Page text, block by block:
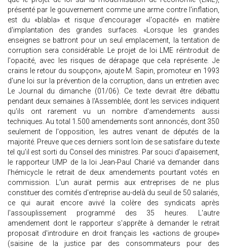
présenté par le gouvernement comme une arme contre l'inflation,
est du «blabla» et risque d'encourager «l'opacité» en matière
d'implantation des grandes surfaces. «Lorsque les grandes
enseignes se battront pour un seul emplacement, la tentation de
corruption sera considérable. Le projet de loi LME réintroduit de
l'opacité, avec les risques de dérapage que cela représente. Je
crains le retour du soupçon», ajoute M. Sapin, promoteur en 1993
d'une loi sur la prévention de la corruption, dans un entretien avec
Le Journal du dimanche (01/06). Ce texte devrait être débattu
pendant deux semaines à l'Assemblée, dont les services indiquent
qu'ils ont rarement vu un nombre d'amendements aussi
techniques. Au total 1.500 amendements sont annoncés, dont 350
seulement de l'opposition, les autres venant de députés de la
majorité. Preuve que ces derniers sont loin de se satisfaire du texte
tel qu'il est sorti du Conseil des ministres. Par souci d'apaisement,
le rapporteur UMP de la loi Jean-Paul Charié va demander dans
l'hémicycle le retrait de deux amendements pourtant votés en
commission. L'un aurait permis aux entreprises de ne plus
constituer des comités d'entreprise au-delà du seuil de 50 salariés,
ce qui aurait encore avivé la colère des syndicats après
l'assouplissement programmé des 35 heures. L'autre
amendement dont le rapporteur s'apprête à demander le retrait
proposait d'introduire en droit français les «actions de groupe»
(saisine de la justice par des consommateurs pour des